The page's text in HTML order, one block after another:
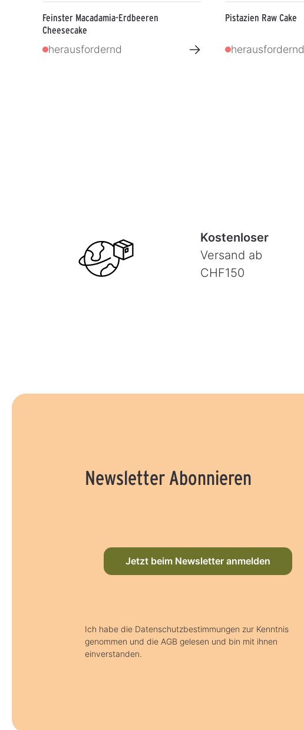
Feinster Macadamia-Erdbeeren
Cheesecake
herausfordernd →
Pistazien Raw Cake
herausfordernd
Kostenloser
Versand ab
CHF150
Newsletter Abonnieren
Jetzt beim Newsletter anmelden
Ich habe die Datenschutzbestimmungen zur Kenntnis
genommen und die AGB gelesen und bin mit ihnen
einverstanden.